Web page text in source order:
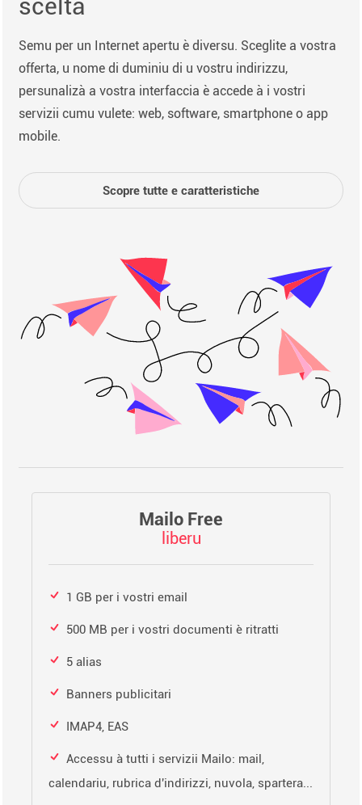
scelta
Semu per un Internet apertu è diversu. Sceglite a vostra
offerta, u nome di duminiu di u vostru indirizzu,
persunalizà a vostra interfaccia è accede à i vostri
servizii cumu vulete: web, software, smartphone o app
mobile.
Scopre tutte e caratteristiche
Mailo Free
liberu
1 GB per i vostri email
500 MB per i vostri documenti è ritratti
5 alias
Banners publicitari
IMAP4, EAS
Accessu à tutti i servizii Mailo: mail,
calendariu, rubrica d'indirizzi, nuvola, spartera...